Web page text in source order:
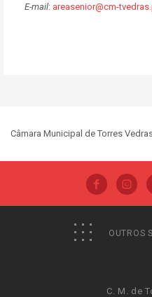
E-mail: areasenior@cm-
Câmara Municipal de Torres
OUTROS
C. M. de